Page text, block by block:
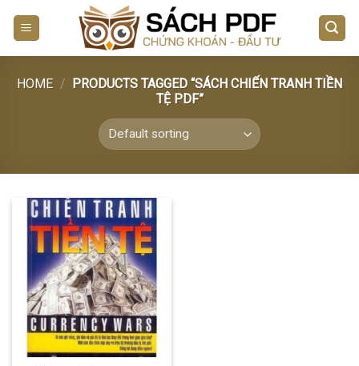
HOME / PRODUCTS TAGGED “SÁCH CHIẾN TRANH TIỀN
TỆ PDF”